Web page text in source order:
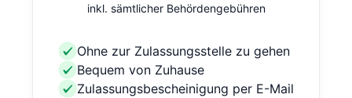
inkl. sämtlicher Behördengebühren
Ohne zur Zulassungsstelle zu gehen
Bequem von Zuhause
Zulassungsbescheinigung per E-Mail